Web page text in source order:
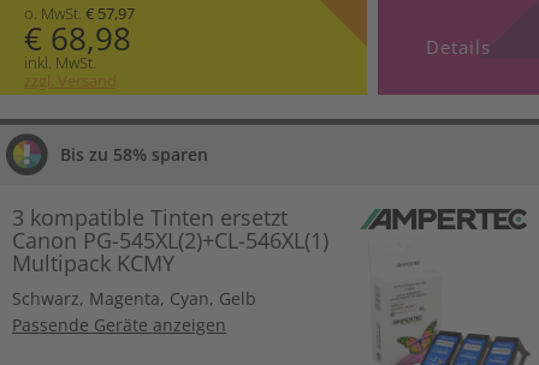
o. MwSt. € 57,97
€ 68,98
inkl. MwSt.
zzgl. Versand
Details
Bis zu 58% sparen
3 kompatible Tinten ersetzt
Canon PG-545XL(2)+CL-546XL(1)
Multipack KCMY
Schwarz, Magenta, Cyan, Gelb
Passende Geräte anzeigen